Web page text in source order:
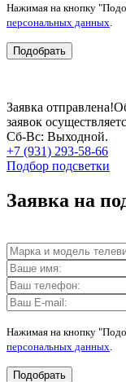
Нажимая на кнопку
персональных данных
Подобрать
Заявка отправлена!
заявок
Сб-Вс: Выходной.
+7 (931) 293-58-66
Подбор подсветки
Заявка на
Нажимая на кнопку
персональных данных
Подобрать